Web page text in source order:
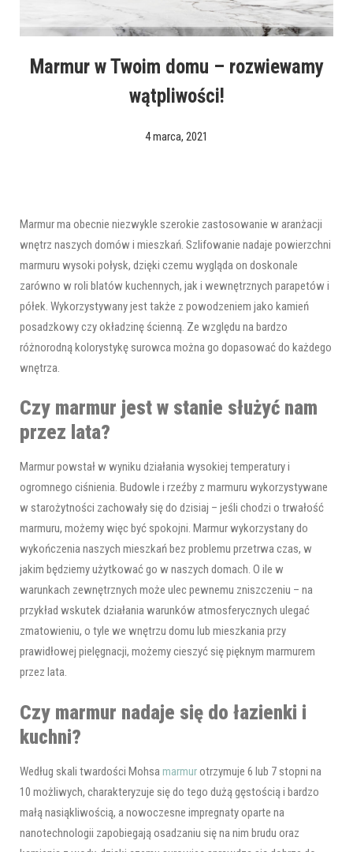
Marmur w Twoim domu – rozwiewamy
wątpliwości!
4 marca, 2021
Marmur ma obecnie niezwykle szerokie zastosowanie w aranżacji
wnętrz naszych domów i mieszkań. Szlifowanie nadaje powierzchni
marmuru wysoki połysk, dzięki czemu wygląda on doskonale
zarówno w roli blatów kuchennych, jak i wewnętrznych parapetów i
półek. Wykorzystywany jest także z powodzeniem jako kamień
posadzkowy czy okładzinę ścienną. Ze względu na bardzo
różnorodną kolorystykę surowca można go dopasować do każdego
wnętrza.
Czy marmur jest w stanie służyć nam
przez lata?
Marmur powstał w wyniku działania wysokiej temperatury i
ogromnego ciśnienia. Budowle i rzeźby z marmuru wykorzystywane
w starożytności zachowały się do dzisiaj – jeśli chodzi o trwałość
marmuru, możemy więc być spokojni. Marmur wykorzystany do
wykończenia naszych mieszkań bez problemu przetrwa czas, w
jakim będziemy użytkować go w naszych domach. O ile w
warunkach zewnętrznych może ulec pewnemu zniszczeniu – na
przykład wskutek działania warunków atmosferycznych ulegać
zmatowieniu, o tyle we wnętrzu domu lub mieszkania przy
prawidłowej pielęgnacji, możemy cieszyć się pięknym marmurem
przez lata.
Czy marmur nadaje się do łazienki i
kuchni?
Według skali twardości Mohsamarmurotrzymuje 6 lub 7 stopni na
10 możliwych, charakteryzuje się do tego dużą gęstością i bardzo
małą nasiąkliwością, a nowoczesne impregnaty oparte na
nanotechnologii zapobiegają osadzaniu się na nim brudu oraz